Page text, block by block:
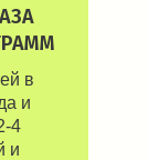
в
и
4
и